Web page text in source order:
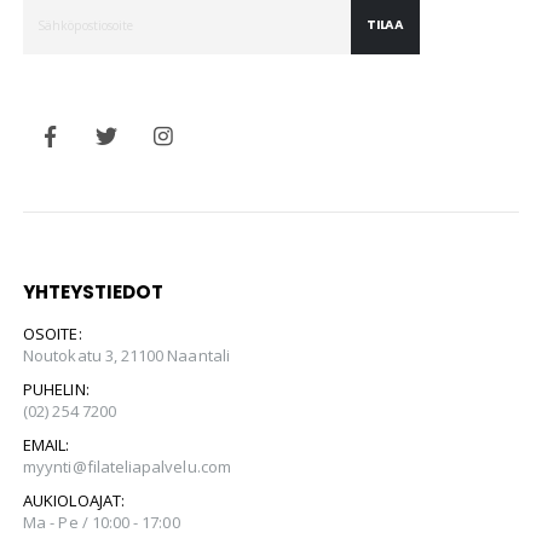
TILAA
YHTEYSTIEDOT
OSOITE:
Noutokatu 3, 21100 Naantali
PUHELIN:
(02) 254 7200
EMAIL:
myynti@filateliapalvelu.com
AUKIOLOAJAT:
Ma - Pe / 10:00 - 17:00